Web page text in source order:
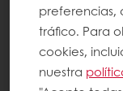
preferencias,
tráfico. Para
cookies,
nuestra